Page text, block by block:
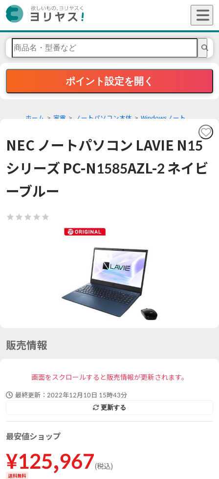
ポイント設定を開く
ホーム 家電 ノートパソコン本体 Windowsノート
NEC ノートパソコン LAVIE N15
シリーズ PC-N1585AZL-2 ネイビ
ーブルー
販売情報
画面をスクロールすると販売情報が更新されます。
最終更新： 2022年12月10日 15時43分
更新する
最安値ショップ
¥125,967(税込)
送料無料